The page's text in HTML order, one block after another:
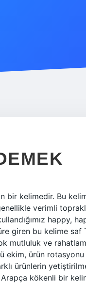
bir kelimedir. Bu
verimli
happy,
giren bu kelime saf
mutluluk ve
ekim, ürün rotasyonu
ürünlerin
kökenli bir